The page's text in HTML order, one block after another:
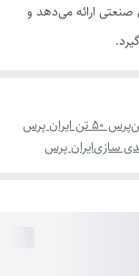
صنعتی ارائه می‌دهد و
پرس 50 تن ایران پرس
سازیایران پرس